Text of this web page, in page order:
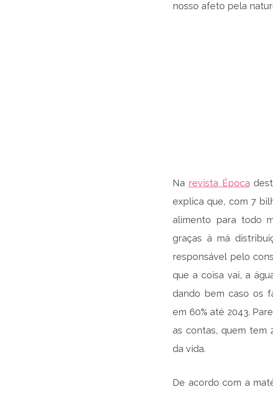
nosso afeto pela
Na revista Época
explica que, com 7
alimento para todo
graças à má
responsável pelo
que a coisa vai, a
dando bem caso os
em 60% até 2043.
as contas, quem tem
da vida.
De acordo com a